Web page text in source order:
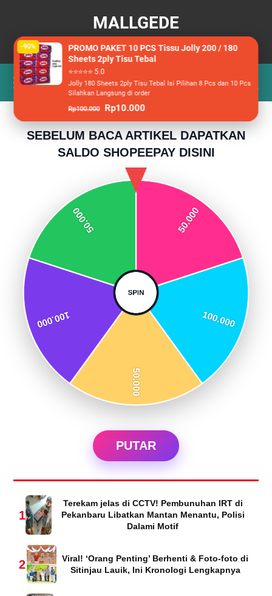
MALLGEDE
Berita, Wisata dan Racun Belanja
SEBELUM BACA ARTIKEL DAPATKAN
SALDO SHOPEEPAY DISINI
PUTAR
1
Terekam jelas di CCTV! Pembunuhan IRT di
Pekanbaru Libatkan Mantan Menantu, Polisi
Dalami Motif
2
Viral! ‘Orang Penting’ Berhenti & Foto-foto di
Sitinjau Lauik, Ini Kronologi Lengkapnya
-90%
PROMO PAKET 10 PCS Tissu Jolly 200 / 180
Sheets 2ply Tisu Tebal
⭐⭐⭐⭐⭐ 5.0
Jolly 180 Sheets 2ply Tisu Tebal Isi Pilihan 8 Pcs dan 10 Pcs
Silahkan Langsung di order
Rp100.000
Rp10.000